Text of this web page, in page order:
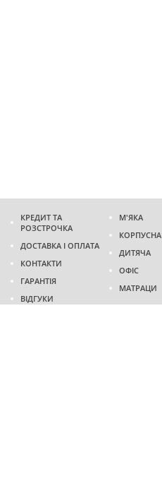
КРЕДИТ ТА
РОЗСТРОЧКА
ДОСТАВКА І ОПЛАТА
КОНТАКТИ
ГАРАНТІЯ
ВІДГУКИ
М'ЯКА
КОРПУСНА
ДИТЯЧА
ОФІС
МАТРАЦИ